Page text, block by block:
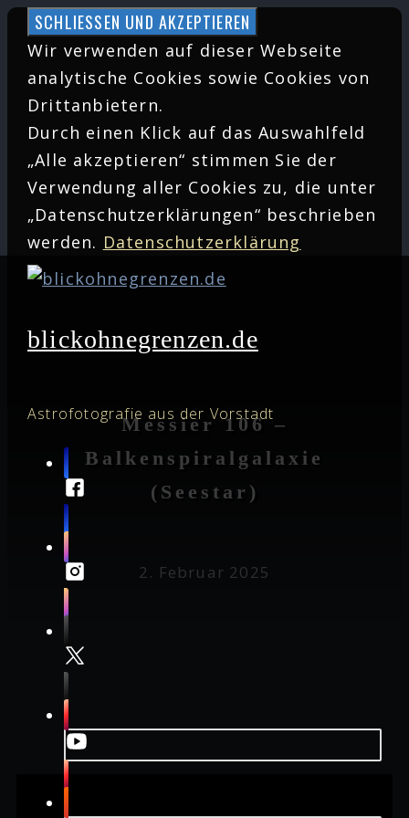
Zum
Inhalt
springen
Wir verwenden auf dieser Webseite
analytische Cookies sowie Cookies von
Drittanbietern.
Durch einen Klick auf das Auswahlfeld
„Alle akzeptieren“ stimmen Sie der
Verwendung aller Cookies zu, die unter
„Datenschutzerklärungen“ beschrieben
werden. Datenschutzerklärung
blickohnegrenzen.de
Astrofotografie aus der Vorstadt
Messier 106 –
Balkenspiralgalaxie
(Seestar)
2. Februar 2025